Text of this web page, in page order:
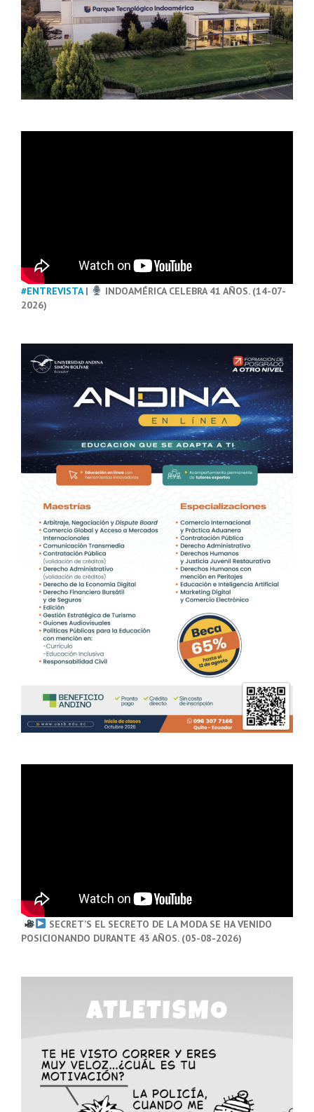
#ENTREVISTA|
INDOAMÉRICA CELEBRA 41 AÑOS. (14-07-
2026)
SECRET’S EL SECRETO DE LA MODA SE HA VENIDO
POSICIONANDO DURANTE 43 AÑOS. (05-08-2026)